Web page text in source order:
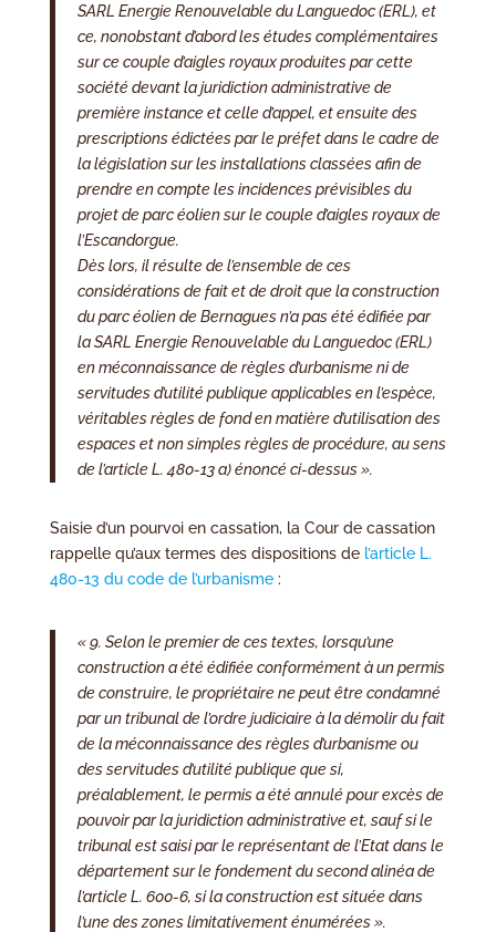
SARL Energie Renouvelable du Languedoc (ERL), et
ce, nonobstant d’abord les études complémentaires
sur ce couple d’aigles royaux produites par cette
société devant la juridiction administrative de
première instance et celle d’appel, et ensuite des
prescriptions édictées par le préfet dans le cadre de
la législation sur les installations classées afin de
prendre en compte les incidences prévisibles du
projet de parc éolien sur le couple d’aigles royaux de
l’Escandorgue.
Dès lors, il résulte de l’ensemble de ces
considérations de fait et de droit que la construction
du parc éolien de Bernagues n’a pas été édifiée par
la SARL Energie Renouvelable du Languedoc(ERL)
en méconnaissance de règles d’urbanisme ni de
servitudes d’utilité publique applicables en l’espèce,
véritables règles de fond en matière d’utilisation des
espaces et non simples règles de procédure, au sens
de l’article L. 480-13 a) énoncé ci-dessus ».
Saisie d’un pourvoi en cassation, la Cour de cassation
rappelle qu’aux termes des dispositions de l’article L.
480-13 du code de l’urbanisme:
« 9. Selon le premier de ces textes, lorsqu’une
construction a été édifiée conformément à un permis
de construire, le propriétaire ne peut être condamné
par un tribunal de l’ordre judiciaire à la démolir du fait
de la méconnaissance des règles d’urbanisme ou
des servitudes d’utilité publique que si,
préalablement, le permis a été annulé pour excès de
pouvoir par la juridiction administrative et, sauf si le
tribunal est saisi par le représentant de l’Etat dans le
département sur le fondement du second alinéa de
l’article L. 600-6, si la construction est située dans
l’une des zones limitativement énumérées ».